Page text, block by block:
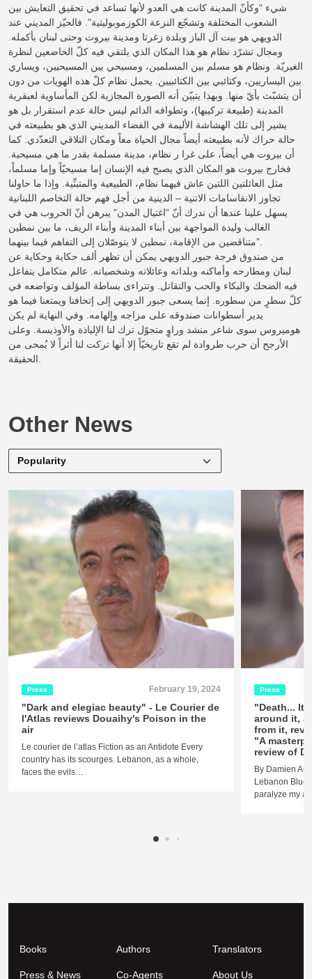
شيء “وكأنّ المدينة كانت هي العدو لأنها تساعد في تحقيق التعايش بين
الشعوب المختلفة وتشجّع النزعة الكوزموبوليتية”. فالحيّز المديني عند
الدويهي هو بيت آل الباز وبلدة زغرتا ومدينة بيروت وحتى لبنان بأكمله.
ومجال تشرّد نظام هو هذا المكان الذي يلتقي فيه كلّ الخاضعين لنظرة
الغيريّة. ونظام هو مسلم بين المسلمين، ومسيحي بين المسيحيين، ويساري
بين اليساريين، وكتائبي بين الكتائبيين. يحمل نظام كلّ هذه الهويات من دون
أن يتشبّث بأيّ منها. وبهذا يتبيّن أنه الصورة المجازية لكن المأساوية لعبقرية
المدينة (طبيعة تركيبها)، وتطوافه الدائم ليس حالة عدم استقرار بل هو
يشير إلى تلك الهشاشة الأليمة في الفضاء المديني الذي هو بطبيعته في
حالة حراك لأنه بطبيعته أيضاً مجال الحياة معاً ومكان التلاقي التعدّدي. كما
أن بيروت هي أيضاً، على غرا ر نظام، مدينة مسلمة بقدر ما هي مسيحية.
فخارج بيروت هو المكان الذي يصبح فيه الإنسان إما مسيحيّاً وإما مسلماً،
مثل العائلتين اللتين عاش فيهما نظام، الطبيعية والمتبنِّية. وإذا ما حاولنا
تجاوز الانقاسامات الاتنية – الدينية من أجل فهم حالة التخاصم اللبنانية
يسهل علينا عندها أن ندرك أنّ “اغتيال المدن” يبرهن أنّ الحروب هي في
الغالب وليدة المواجهة بين أبناء المدينة وأبناء الريف، ما بين نمطين
متناقضين من الإقامة، نمطين لا يتوصّلان إلى التفاهم فيما بينهما”.
من صندوق فرجة جبور الدويهي يمكن أن تظهر ألف حكاية وحكاية عن
لبنان ومطارحه وأماكنه وبلداته وعائلاته وشخصياته. عالم متكامل يتفاعل
فيه الضحك والبكاء والحب والتقاتل. وتتراءى بساطة المؤلف وتواضعه في
كلّ سطرٍ من سطوره. إنما يسعى جبور الدويهي إلى إتحافنا ويمتعنا فيما هو
يدير أسطوانات صندوقه على مزاجه وإلهامه. وفي النهاية لم يكن
هوميروس سوى شاعر منشد وراوٍ متجوّل ترك لنا الإلياذة والأوذيسة. وعلى
الأرجح أن حرب طروادة لم تقع تاريخيّاً إلا أنها تركت لنا أثراً لا يُمحى من
Other News
Press February 19, 2024
"Dark and elegiac beauty" - Le Courier de
l'Atlas reviews Douaihy's Poison in the
air
Le courier de l’atlas Fiction as an Antidote Every
country has its scourges. Lebanon, as a whole,
faces the evils…
Press
"Death... It
around it,
from it,
"A
review of
By Damien
Lebanon
paralyze my
Books Authors Translators
Press & News Co-Agents About Us